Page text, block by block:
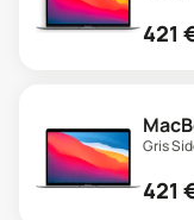
421
Gris
421